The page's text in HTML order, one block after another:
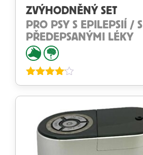
ZVÝHODNĚNÝ SET
PRO PSY S EPILEPSIÍ / S
PŘEDEPSANÝMI LÉKY
Hodnocení